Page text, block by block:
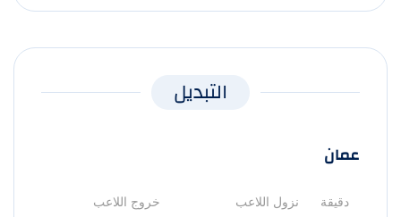
التبديل
عمان
دقيقة نزول اللاعب خروج اللاعب